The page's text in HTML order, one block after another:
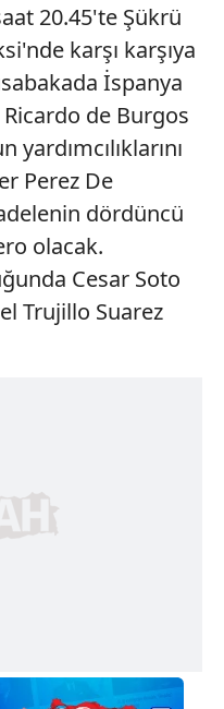
20.45'te Şükrü
karşı karşıya
İspanya
de Burgos
Perez De
dördüncü
olacak.
Cesar Soto
Trujillo Suarez